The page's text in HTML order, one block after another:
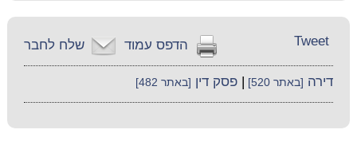
שלח לחבר הדפס עמוד Tweet
דירה [באתר 520] |פסק דין [באתר 482]